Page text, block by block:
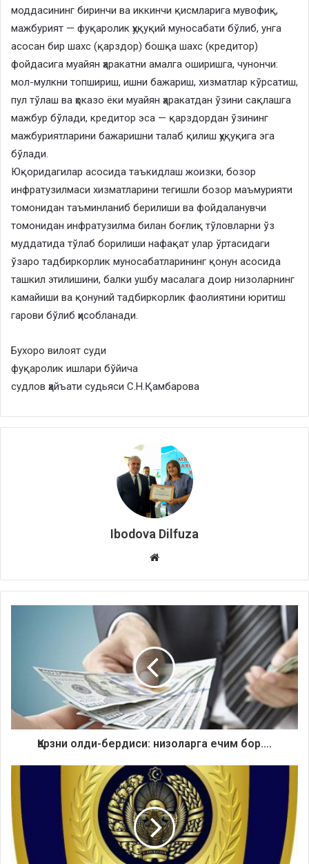
моддасининг биринчи ва иккинчи қисмларига мувофиқ,
мажбурият — фуқаролик ҳуқуқий муносабати бўлиб, унга
асосан бир шахс (қарздор) бошқа шахс (кредитор)
фойдасига муайян ҳаракатни амалга оширишга, чунончи:
мол-мулкни топшириш, ишни бажариш, хизматлар кўрсатиш,
пул тўлаш ва ҳоказо ёки муайян ҳаракатдан ўзини сақлашга
мажбур бўлади, кредитор эса — қарздордан ўзининг
мажбуриятларини бажаришни талаб қилиш ҳуқуқига эга
бўлади.
Юқоридагилар асосида таъкидлаш жоизки, бозор
инфратузилмаси хизматларини тегишли бозор маъмурияти
томонидан таъминланиб берилиши ва фойдаланувчи
томонидан инфратузилма билан боғлиқ тўловларни ўз
муддатида тўлаб борилиши нафақат улар ўртасидаги
ўзаро тадбиркорлик муносабатларининг қонун асосида
ташкил этилишини, балки ушбу масалага доир низоларнинг
камайиши ва қонуний тадбиркорлик фаолиятини юритиш
гарови бўлиб ҳисобланади.
Бухоро вилоят суди
фуқаролик ишлари бўйича
судлов ҳайъати судьяси С.Н.Қамбарова
Ibodova Dilfuza
Website
Қарзни олди-бердиси: низоларга ечим бор….